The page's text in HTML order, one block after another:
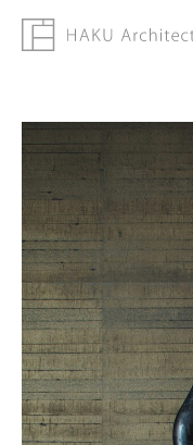
Works
Column
Topics
Contact